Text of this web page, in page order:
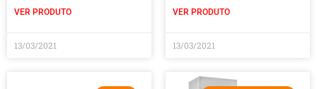
VER PRODUTO
13/03/2021
VER PRODUTO
13/03/2021